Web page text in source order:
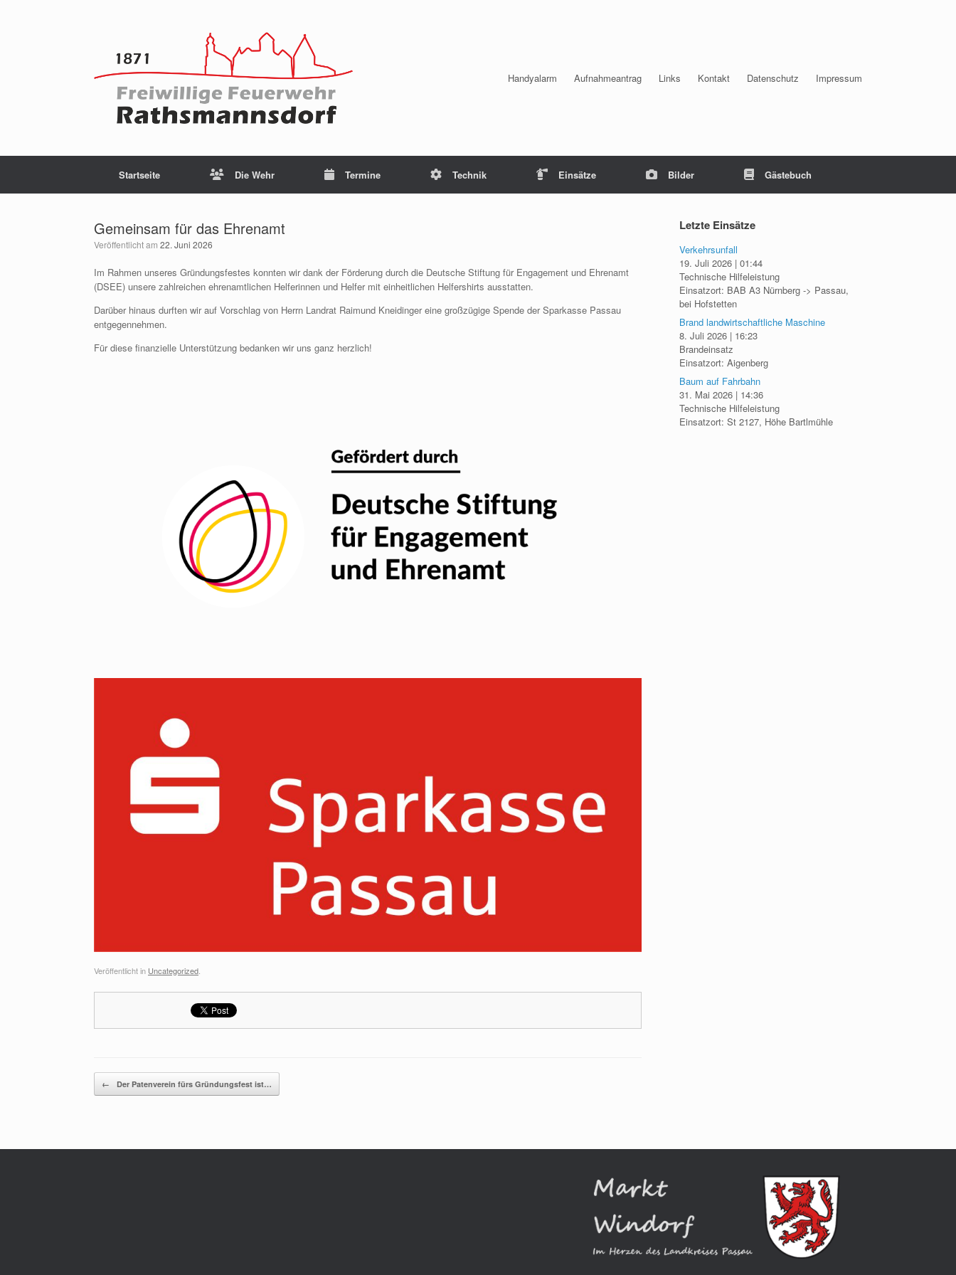
Handyalarm Aufnahmeantrag Links Kontakt Datenschutz Impressum
Startseite Die Wehr Termine Technik Einsätze Bilder Gästebuch
Gemeinsam für das Ehrenamt
Veröffentlicht am 22. Juni 2026
Im Rahmen unseres Gründungsfestes konnten wir dank der Förderung durch die Deutsche Stiftung für Engagement und Ehrenamt
(DSEE) unsere zahlreichen ehrenamtlichen Helferinnen und Helfer mit einheitlichen Helfershirts ausstatten.
Darüber hinaus durften wir auf Vorschlag von Herrn Landrat Raimund Kneidinger eine großzügige Spende der Sparkasse Passau
entgegennehmen.
Für diese finanzielle Unterstützung bedanken wir uns ganz herzlich!
Veröffentlicht in Uncategorized
Beitragsnavigation
← Der Patenverein fürs Gründungsfest ist…
Letzte Einsätze
Verkehrsunfall
19. Juli 2026 |01:44
Technische Hilfeleistung
Einsatzort: BAB A3 Nürnberg -> Passau,
bei Hofstetten
Brand landwirtschaftliche Maschine
8. Juli 2026 | 16:23
Brandeinsatz
Einsatzort: Aigenberg
Baum auf Fahrbahn
31. Mai 2026 | 14:36
Technische Hilfeleistung
Einsatzort: St 2127, Höhe Bartlmühle